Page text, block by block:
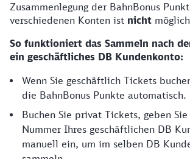
Zusammenlegung der BahnBonus
verschiedenen Konten ist nicht
So funktioniert das Sammeln nach
ein geschäftliches DB Kundenkonto:
Wenn Sie geschäftlich Tickets
die BahnBonus Punkte automatisch.
Buchen Sie privat Tickets, geben
Nummer Ihres geschäftlichen DB
manuell ein, um im selben DB